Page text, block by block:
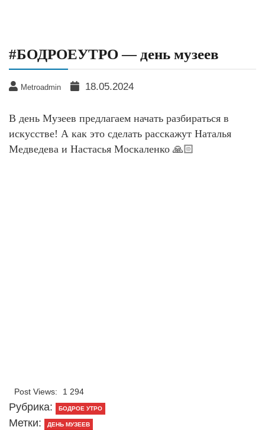
#БОДРОЕУТРО — день музеев
Metroadmin 18.05.2024
В день Музеев предлагаем начать разбираться в
искусстве! А как это сделать расскажут Наталья
Медведева и Настасья Москаленко 🙏🏻
Post Views: 1 294
Рубрика: БОДРОЕ УТРО
Метки: ДЕНЬ МУЗЕЕВ